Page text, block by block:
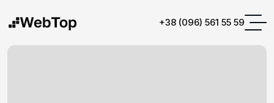
+38 (096) 561 55 59